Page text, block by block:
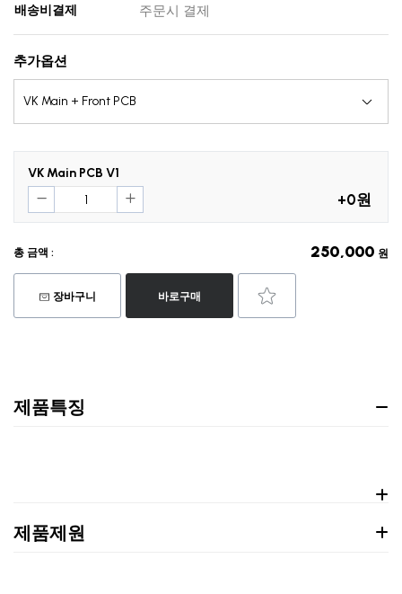
배송비결제 주문시 결제
추가옵션
VK Main PCB V1
+0원
총 금액 : 250,000 원
장바구니 바로구매
제품특징
제품제원